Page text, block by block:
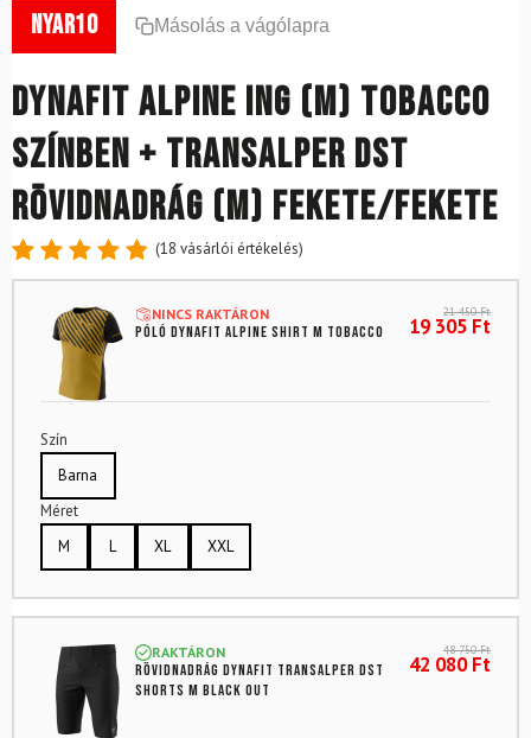
nyar10 Másolás a vágólapra
DYNAFIT Alpine ing (M) Tobacco
színben + Transalper DST
rövidnadrág (M) Fekete/Fekete
Értékelés
az
5-ből,
18
értékelés
alapján
(18 vásárlói értékelés)
NINCS RAKTÁRON
Póló DYNAFIT Alpine Shirt M Tobacco
21 450Ft
19 305 Ft
Szín
Barna
Méret
M
L XL XXL
RAKTÁRON
Rövidnadrág DYNAFIT Transalper Dst
Shorts M Black Out
48 750Ft
42 080Ft